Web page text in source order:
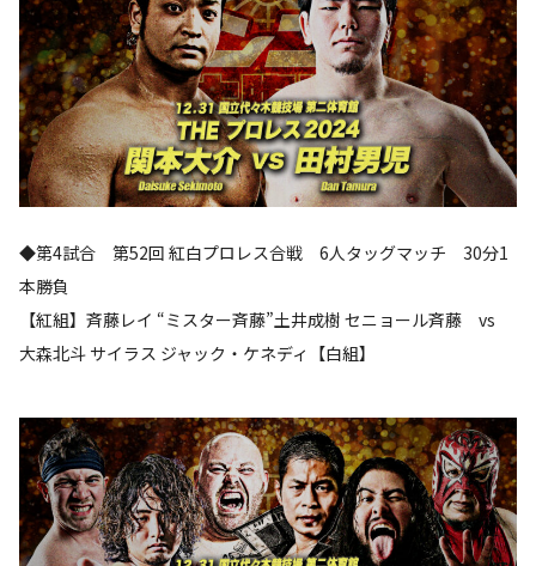
◆第4試合 第52回 紅白プロレス合戦 6人タッグマッチ 30分1
本勝負
【紅組】斉藤レイ “ミスター斉藤”土井成樹 セニョール斉藤 vs
大森北斗 サイラス ジャック・ケネディ【白組】